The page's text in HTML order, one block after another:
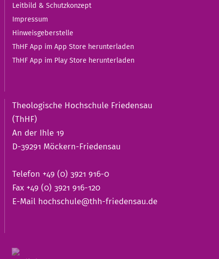
Leitbild & Schutzkonzept
Impressum
Hinweisgeberstelle
ThHF App im App Store herunterladen
ThHF App im Play Store herunterladen
Theologische Hochschule Friedensau
(ThHF)
An der Ihle 19
D-39291 Möckern-Friedensau
Telefon +49 (0) 3921 916-0
Fax +49 (0) 3921 916-120
E-Mail hochschule@thh-friedensau.de